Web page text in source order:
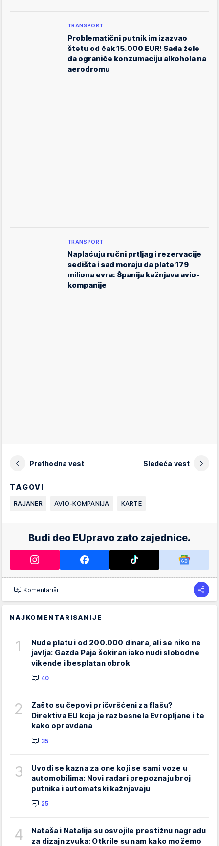
TRANSPORT
Problematični putnik im izazvao
štetu od čak 15.000 EUR! Sada žele
da ograniče konzumaciju alkohola na
aerodromu
TRANSPORT
Naplaćuju ručni prtljag i rezervacije
sedišta i sad moraju da plate 179
miliona evra: Španija kažnjava avio-
kompanije
Prethodna vest Sledeća vest
TAGOVI
RAJANER AVIO-KOMPANIJA KARTE
Budi deo EUpravo zato zajednice.
Komentariši
NAJKOMENTARISANIJE
1
Nude platu i od 200.000 dinara, ali se niko ne
javlja: Gazda Paja šokiran iako nudi slobodne
vikende i besplatan obrok
40
2
Zašto su čepovi pričvršćeni za flašu?
Direktiva EU koja je razbesnela Evropljane i te
kako opravdana
35
3
Uvodi se kazna za one koji se sami voze u
automobilima: Novi radari prepoznaju broj
putnika i automatski kažnjavaju
25
4
Nataša i Natalija su osvojile prestižnu nagradu
za dizajn zvuka: Otkrile su nam kako možemo